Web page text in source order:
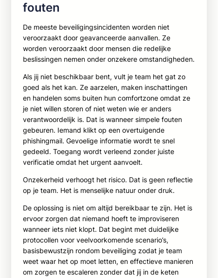
fouten
De meeste beveiligingsincidenten worden niet
veroorzaakt door geavanceerde aanvallen. Ze
worden veroorzaakt door mensen die redelijke
beslissingen nemen onder onzekere omstandigheden.
Als jij niet beschikbaar bent, vult je team het gat zo
goed als het kan. Ze aarzelen, maken inschattingen
en handelen soms buiten hun comfortzone omdat ze
je niet willen storen of niet weten wie er anders
verantwoordelijk is. Dat is wanneer simpele fouten
gebeuren. Iemand klikt op een overtuigende
phishingmail. Gevoelige informatie wordt te snel
gedeeld. Toegang wordt verleend zonder juiste
verificatie omdat het urgent aanvoelt.
Onzekerheid verhoogt het risico. Dat is geen reflectie
op je team. Het is menselijke natuur onder druk.
De oplossing is niet om altijd bereikbaar te zijn. Het is
ervoor zorgen dat niemand hoeft te improviseren
wanneer iets niet klopt. Dat begint met duidelijke
protocollen voor veelvoorkomende scenario’s,
basisbewustzijn rondom beveiliging zodat je team
weet waar het op moet letten, en effectieve manieren
om zorgen te escaleren zonder dat jij in de keten